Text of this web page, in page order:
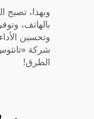
وبهذا، تصبح
وتحسين
الطرق!